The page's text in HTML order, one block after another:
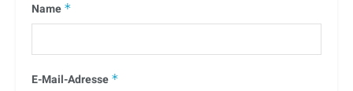
Name *
E-Mail-Adresse *